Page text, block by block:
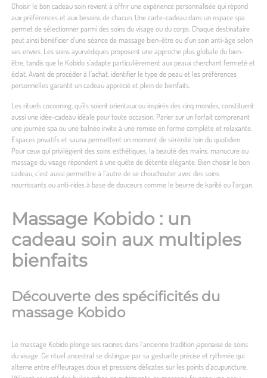
Choisir le bon cadeau soin revient à offrir une expérience personnalisée qui répond
aux préférences et aux besoins de chacun. Une carte-cadeau dans un espace spa
permet de sélectionner parmi des soins du visage ou du corps. Chaque destinataire
peut ainsi bénéficier d’une séance de massage bien-être ou d’un soin anti-âge selon
ses envies. Les soins ayurvédiques proposent une approche plus globale du bien-
être, tandis que le Kobido s’adapte particulièrement aux peaux cherchant fermeté et
éclat. Avant de procéder à l’achat, identifier le type de peau et les préférences
personnelles garantit un cadeau apprécié et plein de bienfaits.
Les rituels cocooning, qu’ils soient orientaux ou inspirés des cinq mondes, constituent
aussi une idée-cadeau idéale pour toute occasion. Parier sur un forfait comprenant
une journée spa ou une balnéo invite à une remise en forme complète et relaxante.
Espaces privatifs et sauna permettent un moment de sérénité loin du quotidien.
Pour ceux qui privilégient des soins esthétiques, la beauté des mains, manucure ou
massage du visage répondent à une quête de détente élégante. Bien choisir le bon
cadeau, c’est aussi permettre à l’autre de se chouchouter avec des soins
nourrissants ou anti-rides à base de douceurs comme le beurre de karité ou l’argan.
Massage Kobido : un
cadeau soin aux multiples
bienfaits
Découverte des spécificités du
massage Kobido
Le massage Kobido plonge ses racines dans l’ancienne tradition japonaise de soins
du visage. Ce rituel ancestral se distingue par sa gestuelle précise et rythmée qui
alterne entre effleurages doux et pressions délicates sur les points d’acupuncture.